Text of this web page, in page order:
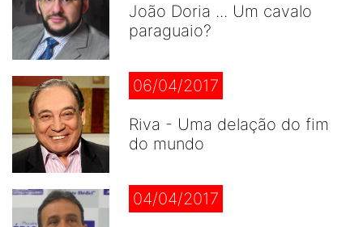
João Doria ... Um cavalo
paraguaio?
06/04/2017
Riva - Uma delação do fim
do mundo
04/04/2017